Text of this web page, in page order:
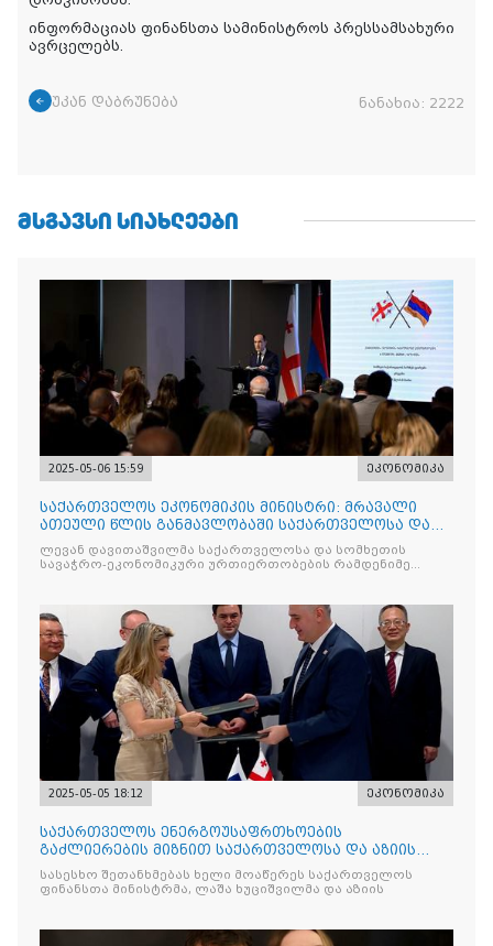
ინფორმაციას ფინანსთა სამინისტროს პრესსამსახური
ავრცელებს.
უკან დაბრუნება ნანახია: 2222
ᲛᲡᲒᲐᲕᲡᲘ ᲡᲘᲐᲮᲚᲔᲔᲑᲘ
2025-05-06 15:59 ეკონომიკა
საქართველოს ეკონომიკის მინისტრი: მრავალი
ათეული წლის განმავლობაში საქართველოსა და
სომხეთს შორის მეგო
ლევან დავითაშვილმა საქართველოსა და სომხეთის
სავაჭრო-ეკონომიკური ურთიერთობების რამდენიმე
2025-05-05 18:12 ეკონომიკა
საქართველოს ენერგოუსაფრთხოების
გაძლიერების მიზნით საქართველოსა და აზიის
განვითარების ბანკს შორის შეთ
სასესხო შეთანხმებას ხელი მოაწერეს საქართველოს
ფინანსთა მინისტრმა, ლაშა ხუციშვილმა და აზიის